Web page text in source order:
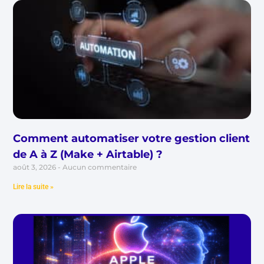
Comment automatiser votre gestion client
de A à Z (Make + Airtable) ?
août 3, 2026 Aucun commentaire
Lire la suite »